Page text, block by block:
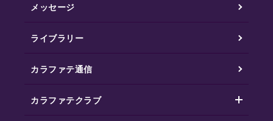
メッセージ
ライブラリー
カラファテ通信
カラファテクラブ